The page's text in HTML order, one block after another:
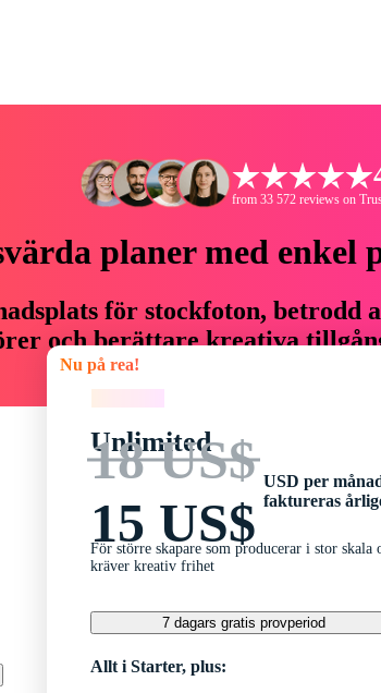
from 33 572 reviews on
planer med enkel
för stockfoton, betrodd
och berättare kreativa
Nu på rea!
Unlimited
18 US$
15 US$
USD per
faktureras
För större skapare som producerar i stor skala
kräver kreativ frihet
7 dagars gratis provperiod
Allt i Starter, plus: